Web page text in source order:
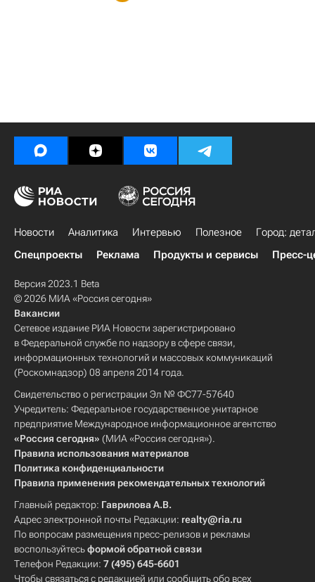
Новости Аналитика Интервью Полезное
Город:
Спецпроекты
Реклама Продукты и сервисы Пресс-
Версия 2023.1 Beta
© 2026 МИА «Россия сегодня»
Вакансии
Сетевое издание РИА Новости зарегистрировано
в Федеральной службе по надзору в сфере связи,
информационных технологий и массовых коммуникаций
(Роскомнадзор) 08 апреля 2014 года.
Свидетельство о регистрации Эл № ФС77-57640
Учредитель: Федеральное государственное унитарное
предприятие Международное информационное агентство
«Россия сегодня» (МИА «Россия сегодня»).
Правила использования материалов
Политика конфиденциальности
Правила применения рекомендательных технологий
Главный редактор: Гаврилова А.В.
Адрес электронной почты Редакции: realty@ria.ru
По вопросам размещения пресс-релизов и рекламы
воспользуйтесьформой обратной связи
Телефон Редакции: 7 (495) 645-6601
Чтобы связаться с редакцией или сообщить обо всех